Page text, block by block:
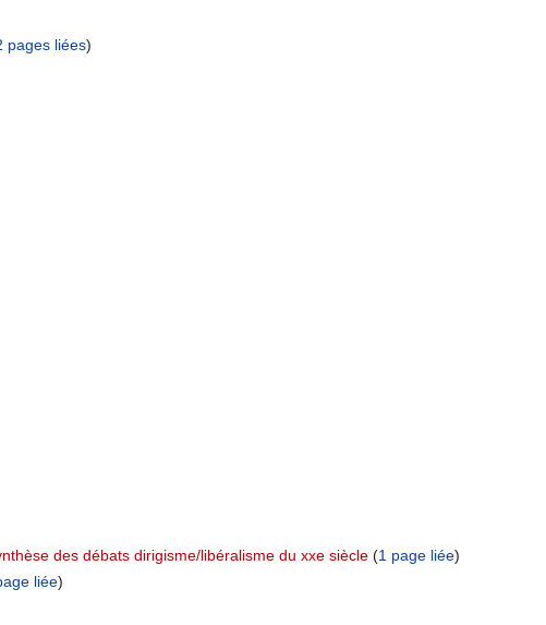
pages liées)
des débats dirigisme/libéralisme du xxe siècle‏‎ (1 page liée)
liée)